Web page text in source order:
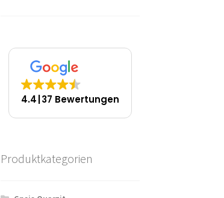
4.4 37 Bewertungen
Produktkategorien